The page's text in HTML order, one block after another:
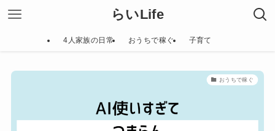
らいLife
4人家族の日常 おうちで稼ぐ 子育て
おうちで稼ぐ